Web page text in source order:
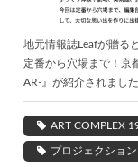
地元情報誌Leafが贈る
定番から穴場まで！京
AR-』が紹介されました
ART COMPLEX
プロジェクショ